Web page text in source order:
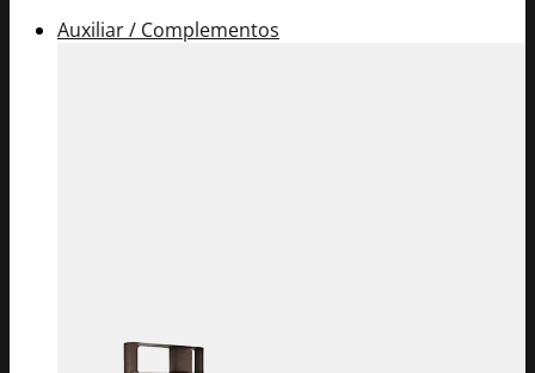
Auxiliar / Complementos